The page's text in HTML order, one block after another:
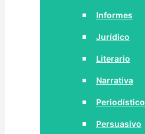
Informes
Jurídico
Literario
Narrativa
Periodístico
Persuasivo